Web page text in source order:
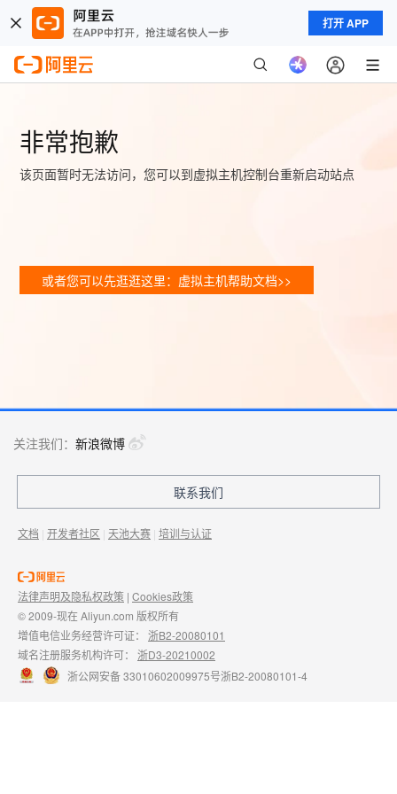
打开 APP
非常抱歉
该页面暂时无法访问，您可以到虚拟主机控制台重新启动站点
或者您可以先逛逛这里：虚拟主机帮助文档>>